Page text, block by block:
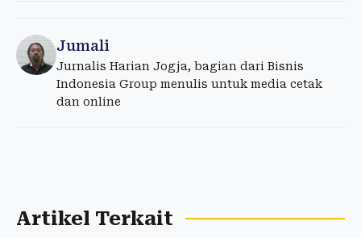
Jumali
Jurnalis Harian Jogja, bagian dari Bisnis
Indonesia Group menulis untuk media cetak
dan online
Artikel Terkait